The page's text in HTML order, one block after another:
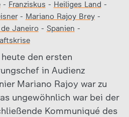
- Franziskus - Heiliges Land -
- Mariano Rajoy Brey-
Janeiro - Spanien -
den ersten
in Audienz
Mariano Rajoy war zu
ungewöhnlich war bei der
Kommuniqué des